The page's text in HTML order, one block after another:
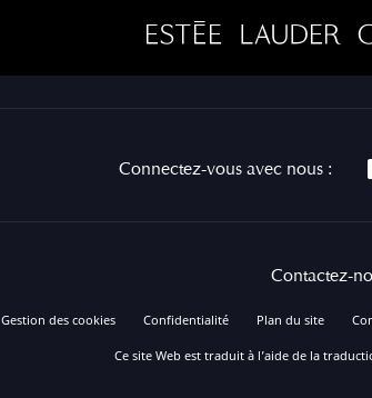
Connectez-vous avec nous :
Contactez-
Gestion des cookies Confidentialité Plan du site
Ce site Web est traduit à l’aide de la